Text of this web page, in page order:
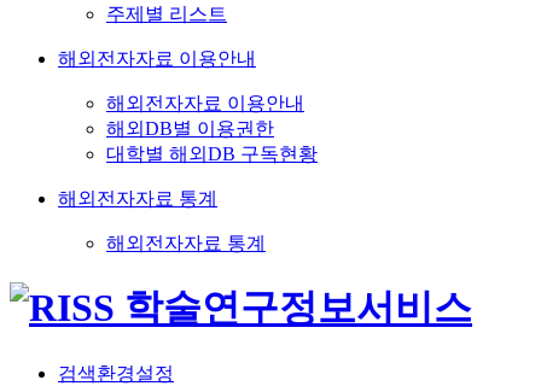
주제별 리스트
해외전자자료 이용안내
해외전자자료 이용안내
해외DB별 이용권한
대학별 해외DB 구독현황
해외전자자료 통계
해외전자자료 통계
검색환경설정